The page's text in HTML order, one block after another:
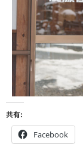
共有:
Facebook